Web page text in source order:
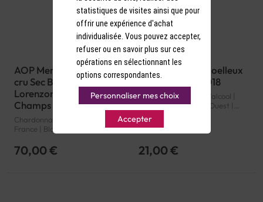
AOP Mercurey premier
cru Sec Blanc Domaine
Lorenzon 1er Cru
Champs Martin 2020
Chardonnay | 12.5° d'alcool |
France | Blanc | Bourgogne |
70,00 €
AOP Jurançon Moelleux
Blanc Uroulat 2018
Petit Manseng | 13° d'alcool |
France | Blanc | Sud-Ouest |
Jurançon | AOP
21,00 €
statistiques de visites ainsi que pour
offrir une expérience d'achat
individualisée. Vous pouvez accepter,
refuser ou en savoir plus sur ces
opérations en sélectionnant les
options correspondantes.
Personnaliser mes choix
Accepter